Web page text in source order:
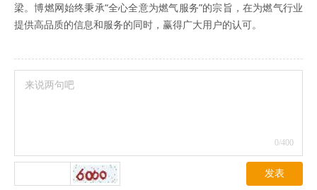
0/400
发表
梁。博燃网始终秉承“全心全意为燃气服务”的宗旨，在为燃气行业
提供高品质的信息和服务的同时，赢得广大用户的认可。